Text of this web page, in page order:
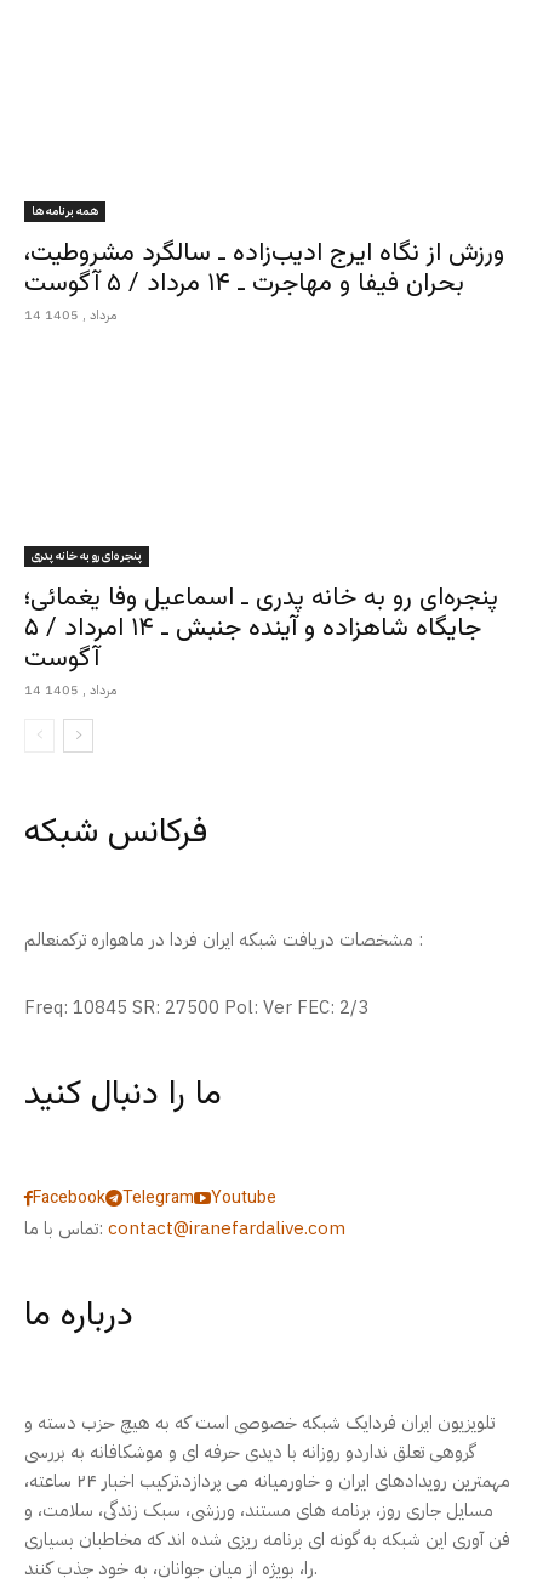
همه برنامه ها
ورزش از نگاه ایرج ادیب‌زاده ـ سالگرد مشروطیت،
بحران فیفا و مهاجرت ـ ۱۴ مرداد / ۵ آگوست
14 مرداد , 1405
پنجره‌ای رو به خانه پدری
پنجره‌ای رو به خانه پدری ـ اسماعیل وفا یغمائی؛
جایگاه شاهزاده و آینده جنبش ـ ۱۴ امرداد / ۵
آگوست
14 مرداد , 1405
فرکانس شبکه
مشخصات دریافت شبکه ایران فردا در ماهواره ترکمنعالم :
Freq: 10845 SR: 27500 Pol: Ver FEC: 2/3
ما را دنبال کنید
Facebook Telegram
Youtube
تماس با ما: contact@iranefardalive.com
درباره ما
تلویزیون ایران فردایک شبکه خصوصی است که به هیچ حزب دسته و
گروهی تعلق نداردو روزانه با دیدی حرفه ای و موشکافانه به بررسی
مهمترین رویدادهای ایران و خاورمیانه می پردازد.ترکیب اخبار ۲۴ ساعته،
مسایل جاری روز، برنامه های مستند، ورزشی، سبک زندگی، سلامت، و
فن آوری این شبکه به گونه ای برنامه ریزی شده اند که مخاطبان بسیاری
را، بویژه از میان جوانان، به خود جذب کنند.